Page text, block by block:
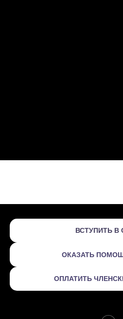
ВСТУПИТЬ В
ОКАЗАТЬ
ОПЛАТИТЬ